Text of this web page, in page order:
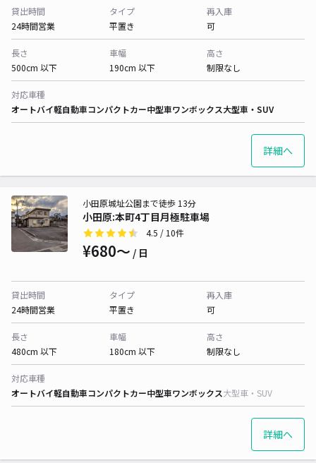
貸出時間
24時間営業
タイプ
平置き
再入庫
可
長さ
500cm 以下
車幅
190cm 以下
高さ
制限なし
対応車種
オートバイ軽自動車コンパクトカー中型車ワンボックス大型車・SUV
詳細へ
小田原:本町4丁目月極駐車場
小田原城址公園まで徒歩 13分
4.5 / 10件
¥680〜 / 日
貸出時間
24時間営業
タイプ
平置き
再入庫
可
長さ
480cm 以下
車幅
180cm 以下
高さ
制限なし
対応車種
オートバイ軽自動車コンパクトカー中型車ワンボックス大型車・SUV
詳細へ